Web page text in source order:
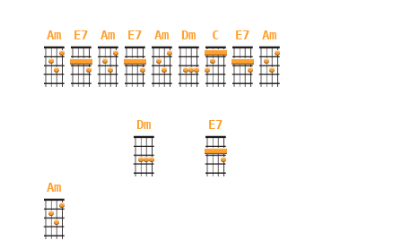
Am E7 Am E7 Am Dm C E7 Am
Dm E7
Am